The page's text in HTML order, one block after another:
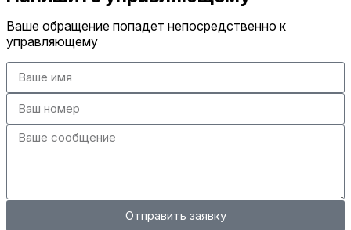
Ваше обращение попадет непосредственно к
управляющему
Отправить заявку